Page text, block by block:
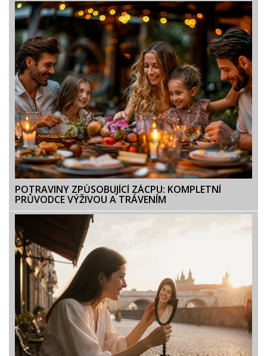
POTRAVINY ZPŮSOBUJÍCÍ ZÁCPU: KOMPLETNÍ
PRŮVODCE VÝŽIVOU A TRÁVENÍM